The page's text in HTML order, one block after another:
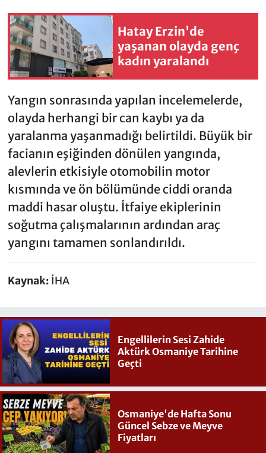
Hatay Erzin'de
yaşanan olayda genç
kadın yaralandı
Yangın sonrasında yapılan incelemelerde,
olayda herhangi bir can kaybı ya da
yaralanma yaşanmadığı belirtildi. Büyük bir
facianın eşiğinden dönülen yangında,
alevlerin etkisiyle otomobilin motor
kısmında ve ön bölümünde ciddi oranda
maddi hasar oluştu. İtfaiye ekiplerinin
soğutma çalışmalarının ardından araç
yangını tamamen sonlandırıldı.
Kaynak: İHA
Engellilerin Sesi Zahide
Aktürk Osmaniye Tarihine
Geçti
Osmaniye'de Hafta Sonu
Güncel Sebze ve Meyve
Fiyatları